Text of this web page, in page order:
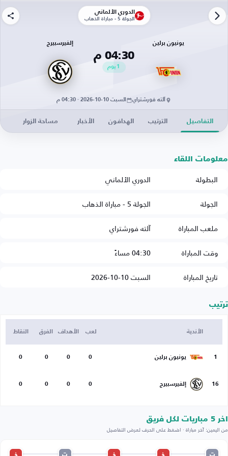
الدوري الألماني
الجولة 5 - مباراة الذهاب
يونيون برلين
04:30 م
1 يوم
إلفيرسبيرج
آلته فورشتراي السبت 10-10-2026 · 04:30 م
التفاصيل الترتيب الهدافون الأخبار مساحة الزوار
معلومات اللقاء
البطولة
الدوري الألماني
الجولة
الجولة 5 - مباراة الذهاب
ملعب المباراة
آلته فورشتراي
وقت المباراة
04:30 مساءً
تاريخ المباراة
السبت 10-10-2026
ترتيب
الأندية لعب الأهداف الفرق النقاط
1 يونيون برلين 0
0
0
0
16 إلفيرسبيرج 0
0
0
0
اخر 5 مباريات لكل فريق
من اليمين: آخر مباراة · اضغط على الحرف لعرض التفاصيل